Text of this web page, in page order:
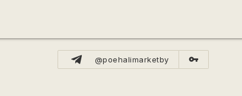
@poehalimarketby vpn_key